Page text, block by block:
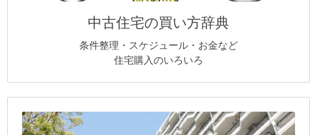
中古住宅の買い方辞典
条件整理・スケジュール・お金など
住宅購入のいろいろ